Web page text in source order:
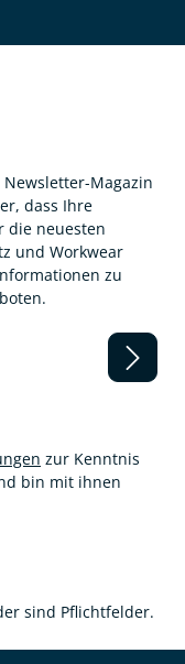
Magazin
dass Ihre
die neuesten
und Workwear
zu
zur Kenntnis
bin mit ihnen
sind Pflichtfelder.